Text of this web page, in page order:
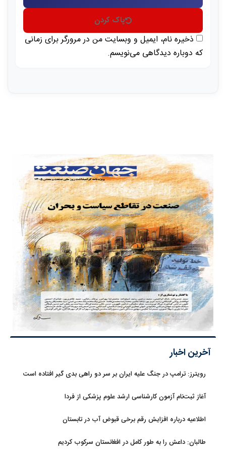
پاک کردن
ذخیره نام، ایمیل و وبسایت من در مرورگر برای زمانی
که دوباره دیدگاهی می‌نویسم.
آخرین اخبار
رویترز: ترامپ در جنگ علیه ایران بر سر دو راهی بدی گیر افتاده است
آغاز ثبت‌نام‌ آزمون کارشناسی ارشد علوم پزشکی از فردا
اطلاعیه درباره افزایش رقم برخی قبوض آب در تابستان
طالبان: داعش را به طور کامل در افغانستان سرکوب کردیم